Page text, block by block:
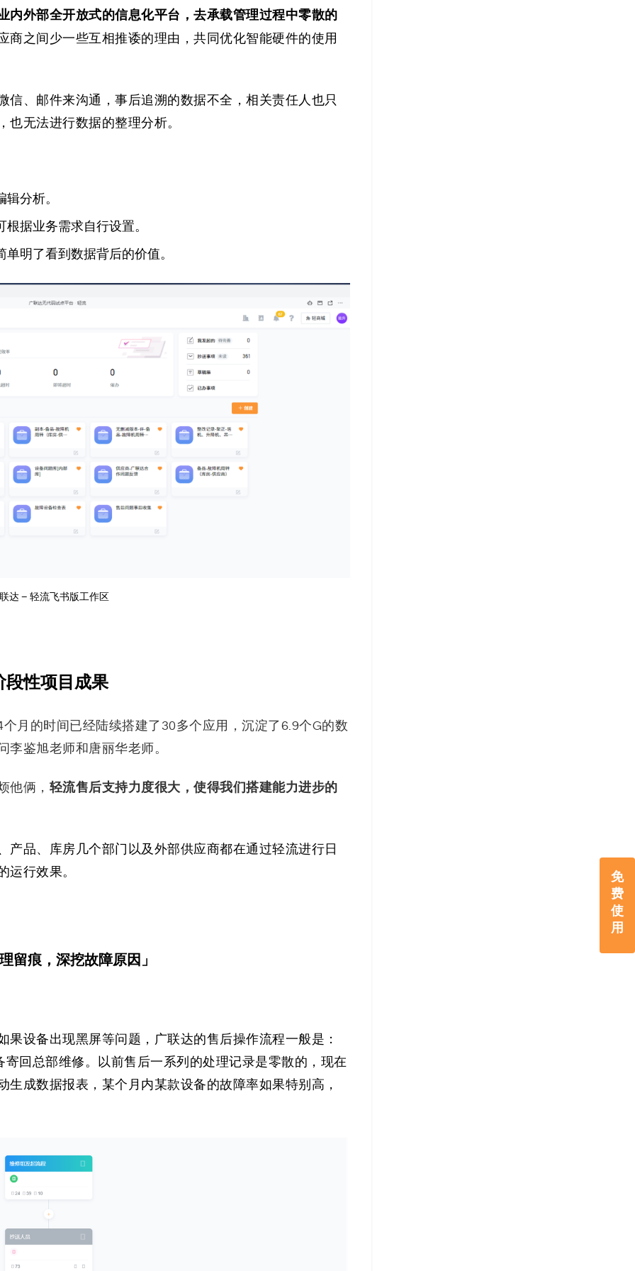
免
费
使
用
内外部全开放式的信息化平台，去承载管理过程中零散的
商之间少一些互相推诿的理由，共同优化智能硬件的使用
信、邮件来沟通，事后追溯的数据不全，相关责任人也只
无法进行数据的整理分析。
分析。
据业务需求自行设置。
明了看到数据背后的价值。
达 – 轻流飞书版工作区
段性项目成果
月的时间已经陆续搭建了30多个应用，沉淀了6.9个G的数
鉴旭老师和唐丽华老师。
他俩， 轻流售后支持力度很大，使得我们搭建能力进步的
品、库房几个部门以及外部供应商都在通过轻流进行日
运行效果。
留痕，深挖故障原因」
设备出现黑屏等问题，广联达的售后操作流程一般是：
回总部维修。以前售后一系列的处理记录是零散的，现在
成数据报表，某个月内某款设备的故障率如果特别高，